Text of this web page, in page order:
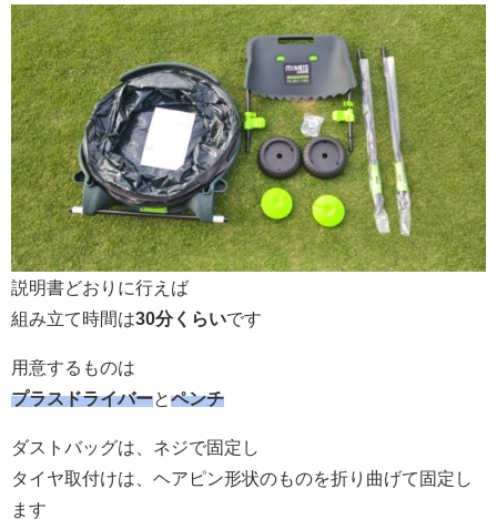
説明書どおりに行えば
組み立て時間は30分くらいです
用意するものは
プラスドライバーとペンチ
ダストバッグは、ネジで固定し
タイヤ取付けは、ヘアピン形状のものを折り曲げて固定し
ます